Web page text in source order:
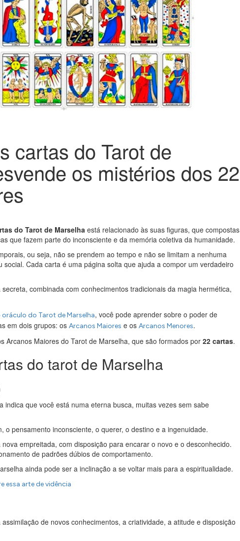
cartas do Tarot de
os mistérios dos 22
do Tarot de Marselha está relacionado às suas figuras, que compostas
que fazem parte do inconsciente e da memória coletiva da humanidade.
ou seja, não se prendem ao tempo e não se limitam a nenhuma
Cada carta é uma página solta que ajuda a compor um verdadeiro
combinada com conhecimentos tradicionais da magia hermética,
do Tarot de Marselha, você pode aprender sobre o poder de
em dois grupos: os Arcanos Maiores e os Arcanos Menores.
Arcanos Maiores do Tarot de Marselha, que são formados por 22 cartas.
do tarot de Marselha
indica que você está numa eterna busca, muitas vezes sem sabe
o pensamento inconsciente, o querer, o destino e a ingenuidade.
empreitada, com disposição para encarar o novo e o desconhecido.
de padrões dúbios de comportamento.
ainda pode ser a inclinação a se voltar mais para a espiritualidade.
essa arte de vidência
de novos conhecimentos, a criatividade, a atitude e disposição